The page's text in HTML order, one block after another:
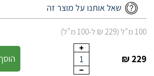
שאל אותנו על מוצר זה
100 מ"ל (229 ₪ ל-100 מ"ל)
229 ₪
1